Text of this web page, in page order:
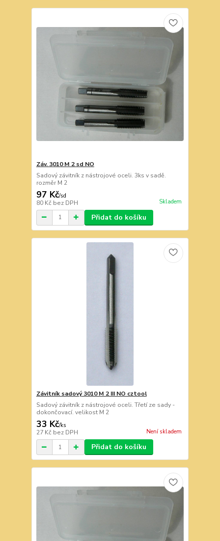
Záv. 3010 M 2 sd NO
Sadový závitník z nástrojové oceli. 3ks v sadě.
rozměr M 2
97 Kč/sd
80 Kč bez DPH Skladem
Přidat do košíku
Závitník sadový 3010 M 2 III NO cztool
Sadový závitník z nástrojové oceli. Třetí ze sady -
dokončovací. velikost M 2
33 Kč/ks
27 Kč bez DPH Není skladem
Přidat do košíku